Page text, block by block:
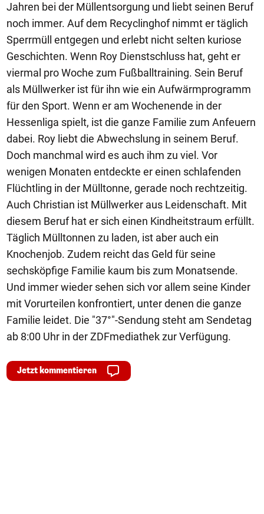
Jahren bei der Müllentsorgung und liebt seinen Beruf
noch immer. Auf dem Recyclinghof nimmt er täglich
Sperrmüll entgegen und erlebt nicht selten kuriose
Geschichten. Wenn Roy Dienstschluss hat, geht er
viermal pro Woche zum Fußballtraining. Sein Beruf
als Müllwerker ist für ihn wie ein Aufwärmprogramm
für den Sport. Wenn er am Wochenende in der
Hessenliga spielt, ist die ganze Familie zum Anfeuern
dabei. Roy liebt die Abwechslung in seinem Beruf.
Doch manchmal wird es auch ihm zu viel. Vor
wenigen Monaten entdeckte er einen schlafenden
Flüchtling in der Mülltonne, gerade noch rechtzeitig.
Auch Christian ist Müllwerker aus Leidenschaft. Mit
diesem Beruf hat er sich einen Kindheitstraum erfüllt.
Täglich Mülltonnen zu laden, ist aber auch ein
Knochenjob. Zudem reicht das Geld für seine
sechsköpfige Familie kaum bis zum Monatsende.
Und immer wieder sehen sich vor allem seine Kinder
mit Vorurteilen konfrontiert, unter denen die ganze
Familie leidet. Die "37°"-Sendung steht am Sendetag
ab 8:00 Uhr in der ZDFmediathek zur Verfügung.
Jetzt kommentieren